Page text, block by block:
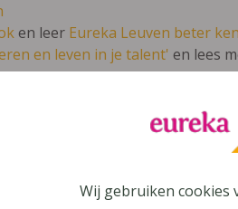
en leer Eureka Leuven beter
en leven in je talent' en lees
Wij gebruiken cookies